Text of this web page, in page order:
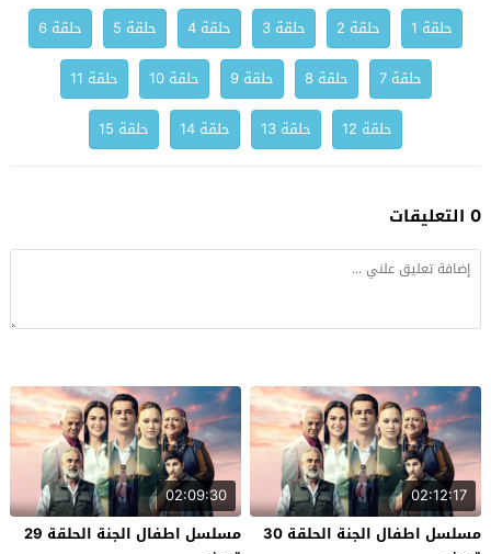
حلقة 1 حلقة 2 حلقة 3 حلقة 4 حلقة 5
حلقة 6
حلقة 7
حلقة 8 حلقة 9 حلقة 10
حلقة 11
حلقة 12
حلقة 13 حلقة 14 حلقة 15
0 التعليقات
02:12:17
مسلسل اطفال الجنة الحلقة 30
02:09:30
مسلسل اطفال الجنة الحلقة 29